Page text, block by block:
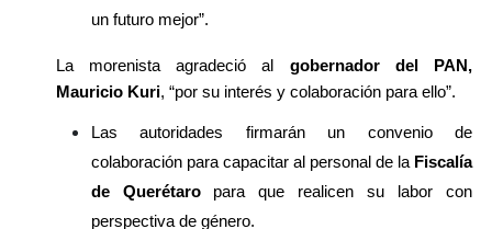
un futuro mejor”.
La morenista agradeció al gobernador del PAN,
Mauricio Kuri, “por su interés y colaboración para ello”.
Las autoridades firmarán un convenio de
colaboración para capacitar al personal de la Fiscalía
de Querétaro para que realicen su labor con
perspectiva de género.